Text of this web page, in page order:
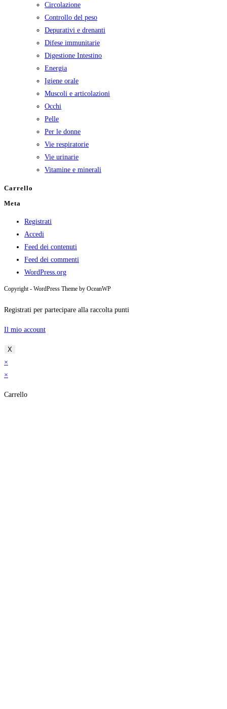
Circolazione
Controllo del peso
Depurativi e drenanti
Difese immunitarie
Digestione Intestino
Energia
Igiene orale
Muscoli e articolazioni
Occhi
Pelle
Per le donne
Vie respiratorie
Vie urinarie
Vitamine e minerali
Carrello
Meta
Registrati
Accedi
Feed dei contenuti
Feed dei commenti
WordPress.org
Copyright - WordPress Theme by OceanWP
Registrati per partecipare alla raccolta punti
Il mio account
X
×
×
Carrello